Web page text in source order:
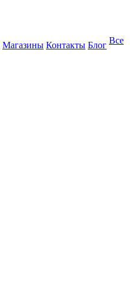
Магазины Контакты Блог Все